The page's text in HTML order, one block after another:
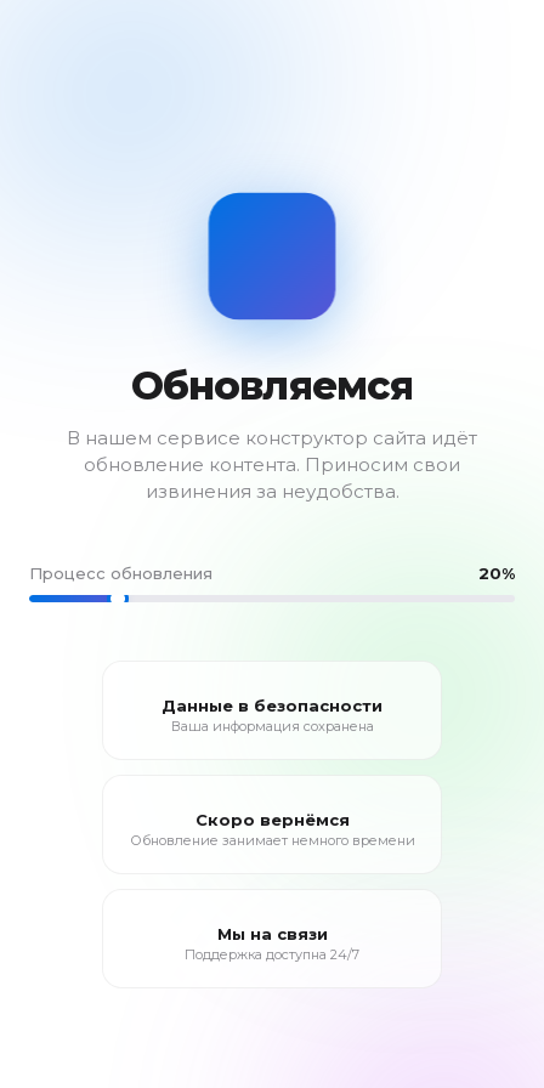
Обновляемся
В нашем сервисе конструктор сайта идёт
обновление контента. Приносим свои
извинения за неудобства.
Процесс обновления 21%
Данные в безопасности
Ваша информация сохранена
Скоро вернёмся
Обновление занимает немного времени
Мы на связи
Поддержка доступна 24/7